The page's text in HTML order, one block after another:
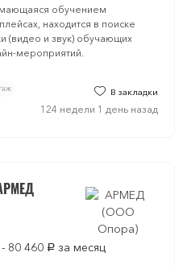
обучением
находится в поиске
(видео и звук) обучающих
мероприятий.
В закладки
124 недели 1 день назад
80 460 руб. за месяц